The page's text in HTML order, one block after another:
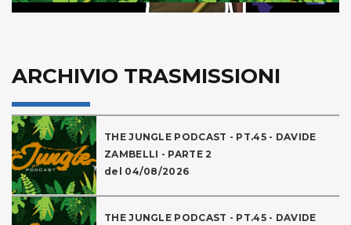
ARCHIVIO TRASMISSIONI
THE JUNGLE PODCAST - PT.45 - DAVIDE
ZAMBELLI - PARTE 2
del 04/08/2026
THE JUNGLE PODCAST - PT.45 - DAVIDE